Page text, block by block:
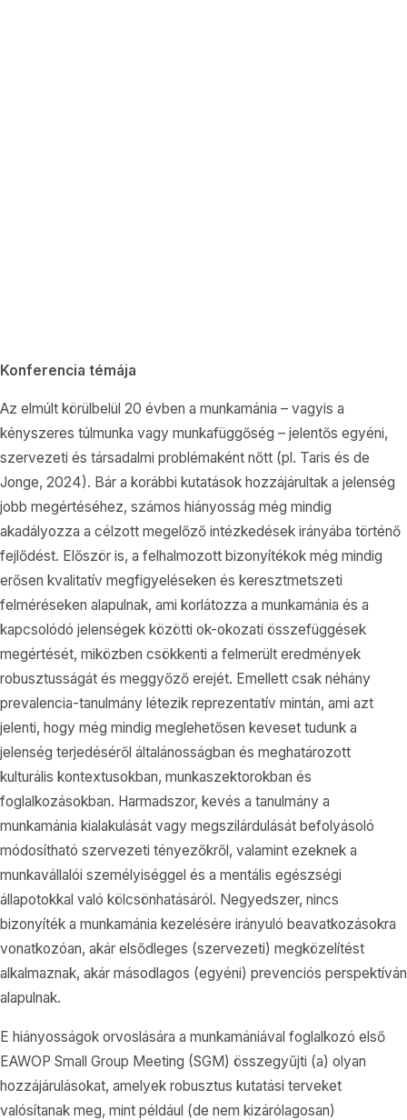
Konferencia témája
Az elmúlt körülbelül 20 évben a munkamánia – vagyis a
kényszeres túlmunka vagy munkafüggőség – jelentős egyéni,
szervezeti és társadalmi problémaként nőtt (pl. Taris és de
Jonge, 2024). Bár a korábbi kutatások hozzájárultak a jelenség
jobb megértéséhez, számos hiányosság még mindig
akadályozza a célzott megelőző intézkedések irányába történő
fejlődést. Először is, a felhalmozott bizonyítékok még mindig
erősen kvalitatív megfigyeléseken és keresztmetszeti
felméréseken alapulnak, ami korlátozza a munkamánia és a
kapcsolódó jelenségek közötti ok-okozati összefüggések
megértését, miközben csökkenti a felmerült eredmények
robusztusságát és meggyőző erejét. Emellett csak néhány
prevalencia-tanulmány létezik reprezentatív mintán, ami azt
jelenti, hogy még mindig meglehetősen keveset tudunk a
jelenség terjedéséről általánosságban és meghatározott
kulturális kontextusokban, munkaszektorokban és
foglalkozásokban. Harmadszor, kevés a tanulmány a
munkamánia kialakulását vagy megszilárdulását befolyásoló
módosítható szervezeti tényezőkről, valamint ezeknek a
munkavállalói személyiséggel és a mentális egészségi
állapotokkal való kölcsönhatásáról. Negyedszer, nincs
bizonyíték a munkamánia kezelésére irányuló beavatkozásokra
vonatkozóan, akár elsődleges (szervezeti) megközelítést
alkalmaznak, akár másodlagos (egyéni) prevenciós perspektíván
alapulnak.
E hiányosságok orvoslására a munkamániával foglalkozó első
EAWOP Small Group Meeting (SGM) összegyűjti (a) olyan
hozzájárulásokat, amelyek robusztus kutatási terveket
valósítanak meg, mint például (de nem kizárólagosan)